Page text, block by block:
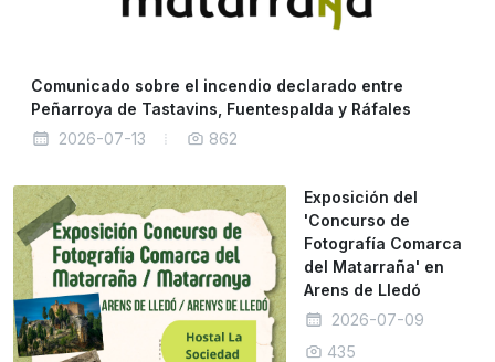
Comunicado sobre el incendio declarado entre
Peñarroya de Tastavins, Fuentespalda y Ráfales
2026-07-13
862
Exposición del
'Concurso de
Fotografía Comarca
del Matarraña' en
Arens de Lledó
2026-07-09
435